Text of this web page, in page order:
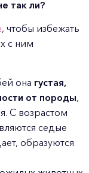
так ли?
, чтобы избежать
с ним
она густая,
от породы,
С возрастом
седые
образуются